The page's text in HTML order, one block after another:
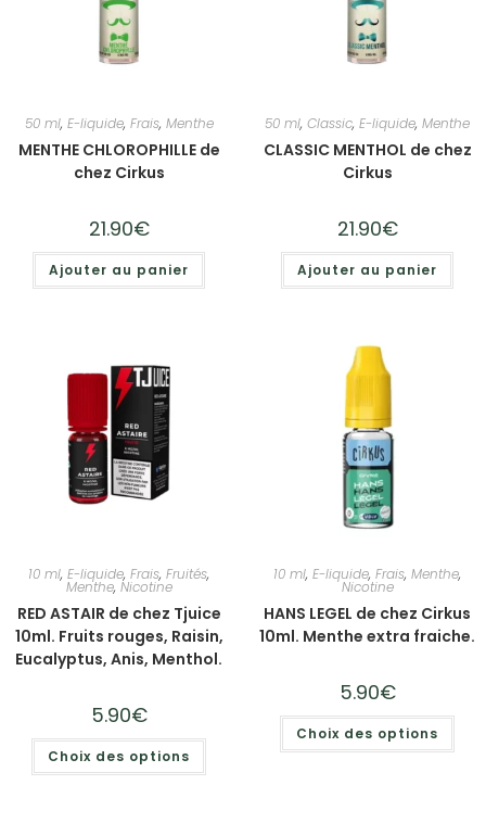
50 ml, E-liquide, Frais, Menthe
MENTHE CHLOROPHILLE de
chez Cirkus
21.90€
Ajouter au panier
50 ml, Classic, E-liquide, Menthe
CLASSIC MENTHOL de chez
Cirkus
21.90€
Ajouter au panier
10 ml, E-liquide, Frais, Fruités,
Menthe, Nicotine
RED ASTAIR de chez Tjuice
10ml. Fruits rouges, Raisin,
Eucalyptus, Anis, Menthol.
5.90€
Choix des options
10 ml, E-liquide, Frais, Menthe,
Nicotine
HANS LEGEL de chez Cirkus
10ml. Menthe extra fraiche.
5.90€
Choix des options